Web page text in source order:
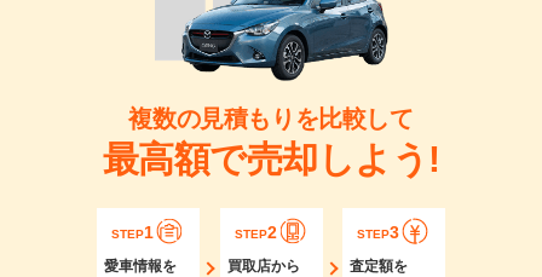
複数の見積もりを比較して
最高額で売却しよう!
STEP1
愛車情報を
STEP2
買取店から
STEP3
査定額を